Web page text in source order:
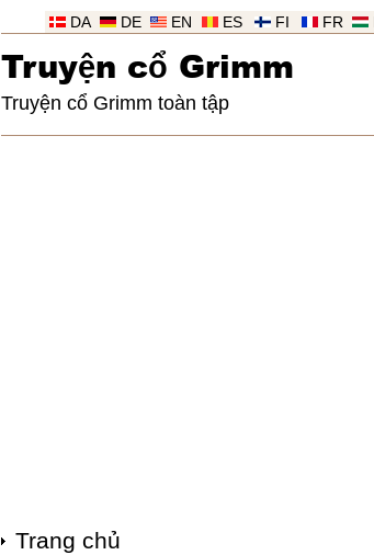
FR
FI
ES
EN
DE
DA
Truyện cổ Grimm
Truyện cổ Grimm toàn tập
Trang chủ